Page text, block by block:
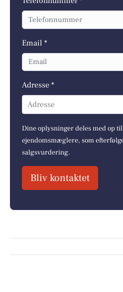
Email *
Adresse *
Adresse
Dine oplysninger deles med op
ejendomsmæglere, som
salgsvurdering.
Bliv kontaktet